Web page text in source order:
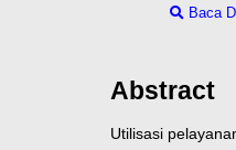
Baca
Abstract
Utilisasi